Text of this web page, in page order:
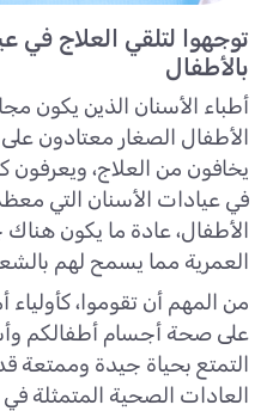
توجهوا لتلقي العلاج في
بالأطفال
أطباء الأسنان الذين
الأطفال الصغار معتادون على
يخافون من العلاج،
في عيادات الأسنان التي
الأطفال، عادة ما يكون
العمرية مما يسمح لهم
من المهم أن تقوموا،
على صحة أجسام أطفالكم
التمتع بحياة جيدة وممتعة
العادات الصحية المتمثلة